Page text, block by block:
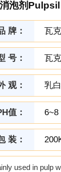
泡剂
牌： 瓦克
号： 瓦
观： 乳
值： 6~8
装：
used in pulp